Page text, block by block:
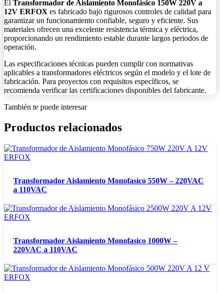
El Transformador de Aislamiento Monofásico 150W 220V a
12V ERFOX es fabricado bajo rigurosos controles de calidad para
garantizar un funcionamiento confiable, seguro y eficiente. Sus
materiales ofrecen una excelente resistencia térmica y eléctrica,
proporcionando un rendimiento estable durante largos periodos de
operación.
Las especificaciones técnicas pueden cumplir con normativas
aplicables a transformadores eléctricos según el modelo y el lote de
fabricación. Para proyectos con requisitos específicos, se
recomienda verificar las certificaciones disponibles del fabricante.
También te puede interesar
Productos relacionados
Transformador Aislamiento Monofasico 550W – 220VAC
a 110VAC
Transformador Aislamiento Monofasico 1000W –
220VAC a 110VAC